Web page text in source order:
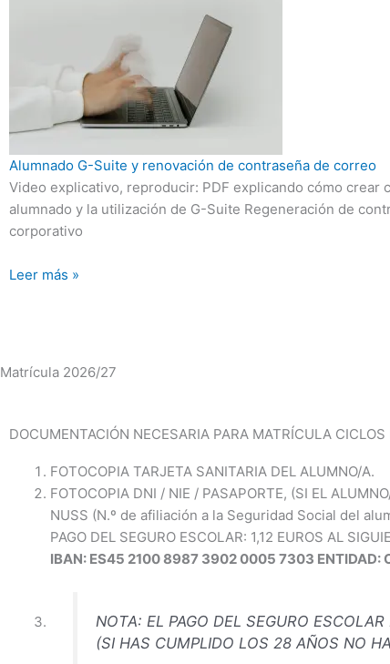
Alumnado G-Suite y renovación de contraseña de correo
Video explicativo, reproducir: PDF explicando cómo crear
alumnado y la utilización de G-Suite Regeneración de
corporativo
Leer más »
Matrícula 2026/27
DOCUMENTACIÓN NECESARIA PARA MATRÍCULA
FOTOCOPIA TARJETA SANITARIA DEL ALUMNO/A.
FOTOCOPIA DNI / NIE / PASAPORTE, (SI EL
NUSS (N.º de afiliación a la Seguridad Social del
PAGO DEL SEGURO ESCOLAR: 1,12 EUROS AL
IBAN: ES45 2100 8987 3902 0005 7303 ENTIDAD:
NOTA: EL PAGO DEL SEGURO
(SI HAS CUMPLIDO LOS 28 AÑOS NO